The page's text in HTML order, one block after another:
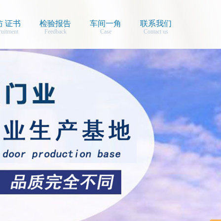
证书 检验报告
Feedback
车间一角
Case
联系我们
Contact us